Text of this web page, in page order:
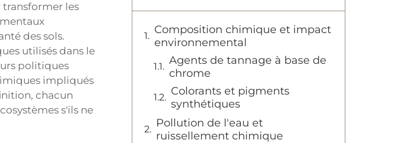
les
des sols.
utilisés dans le
politiques
impliqués
chacun
s'ils ne
Composition chimique et impact
environnemental
Agents de tannage à base de
chrome
Colorants et pigments
synthétiques
Pollution de l'eau et
ruissellement chimique